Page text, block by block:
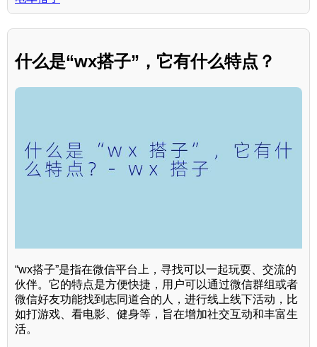
什么是“wx搭子”，它有什么特点？
“wx搭子”是指在微信平台上，寻找可以一起玩耍、交流的
伙伴。它的特点是方便快捷，用户可以通过微信群组或者
微信好友功能找到志同道合的人，进行线上线下活动，比
如打游戏、看电影、健身等，旨在增加社交互动和丰富生
活。